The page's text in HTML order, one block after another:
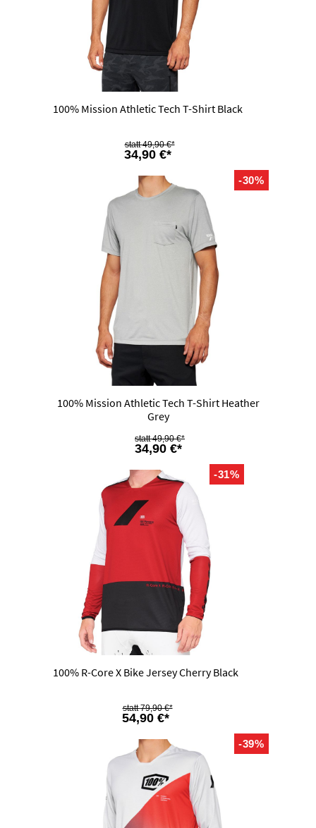
100% Mission Athletic Tech T-Shirt Black
34,90 €*
49,90 €*
-30%
100% Mission Athletic Tech T-Shirt Heather
Grey
34,90 €*
49,90 €*
-31%
100% R-Core X Bike Jersey Cherry Black
54,90 €*
79,90 €*
-39%